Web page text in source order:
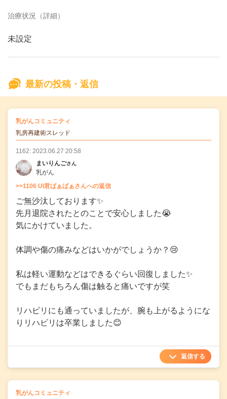
治療状況（詳細）
未設定
最新の投稿・返信
乳がんコミュニティ
乳房再建術スレッド
1162: 2023.06.27 20:58
まいりんごさん
乳がん
>>1106 UI君ばぁばぁさんへの返信
ご無沙汰しております✨
先月退院されたとのことで安心しました😭
気にかけていました。
体調や傷の痛みなどはいかがでしょうか？😢
私は軽い運動などはできるぐらい回復しました✨
でもまだもちろん傷は触ると痛いですが笑
リハビリにも通っていましたが、腕も上がるようにな
りリハビリは卒業しました😊
返信する
乳がんコミュニティ